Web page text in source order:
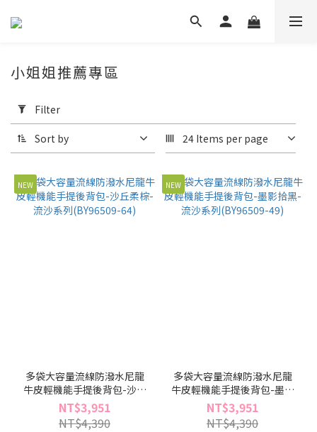
Filter
(0/20)
Range
(NT$)
小姐姐推薦專區
Filter
Sort by 24 Items per page
NEW
多袋大容量流線防潑水尼龍
牛皮輕機能手提後背包-沙丘
柔棕-流沙系列(BY96509-64)
NT$3,951
NT$4,390
NEW
多袋大容量流線防潑水尼龍
牛皮輕機能手提後背包-墨影
拾黑-流沙系列(BY96509-49)
NT$3,951
NT$4,390